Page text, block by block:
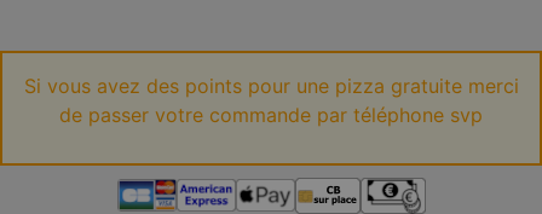
Si vous avez des points pour une pizza gratuite merci
de passer votre commande par téléphone svp